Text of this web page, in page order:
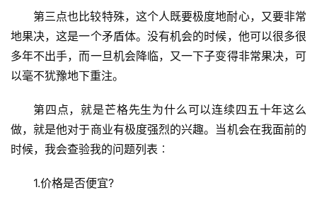
第三点也比较特殊，这个人既要极度地耐心，又要非常
地果决，这是一个矛盾体。没有机会的时候，他可以很多很
多年不出手，而一旦机会降临，又一下子变得非常果决，可
以毫不犹豫地下重注。
第四点，就是芒格先生为什么可以连续四五十年这么
做，就是他对于商业有极度强烈的兴趣。当机会在我面前的
时候，我会查验我的问题列表︰
1.价格是否便宜?